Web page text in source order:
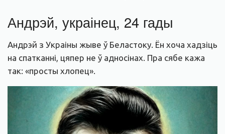
Андрэй, украінец, 24 гады
Андрэй з Украіны жыве ў Беластоку. Ён хоча хадзіць
на спатканні, цяпер не ў адносінах. Пра сябе кажа
так: «просты хлопец».